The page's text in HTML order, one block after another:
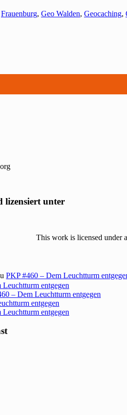
Frauenburg, Geo Walden, Geocaching,
lizensiert unter
This work is licensed under a
PKP #460 – Dem Leuchtturm
entgegen
– Dem Leuchtturm entgegen
entgegen
entgegen